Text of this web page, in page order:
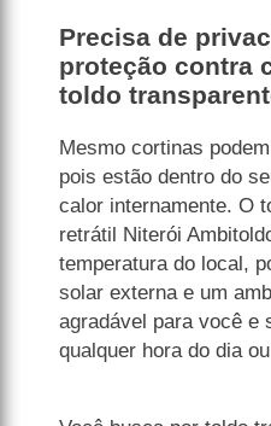
Precisa de
proteção contra
toldo
Mesmo cortinas
pois estão dentro do
calor internamente. O
retrátil Niterói
temperatura do local,
solar externa e um
agradável para você e
qualquer hora do dia